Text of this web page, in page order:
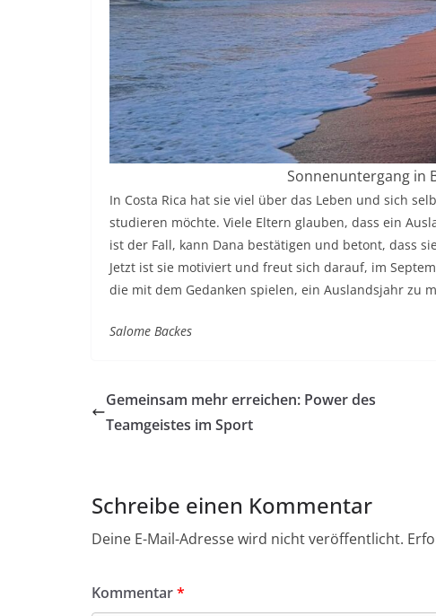
Sonnenuntergang in
In Costa Rica hat sie viel über das Leben und sich
studieren möchte. Viele Eltern glauben, dass ein
ist der Fall, kann Dana bestätigen und betont, dass
Jetzt ist sie motiviert und freut sich darauf, im
die mit dem Gedanken spielen, ein Auslandsjahr zu
Salome Backes
Gemeinsam mehr erreichen: Power des
Teamgeistes im Sport
Schreibe einen Kommentar
Deine E-Mail-Adresse wird nicht veröffentlicht.
Kommentar*